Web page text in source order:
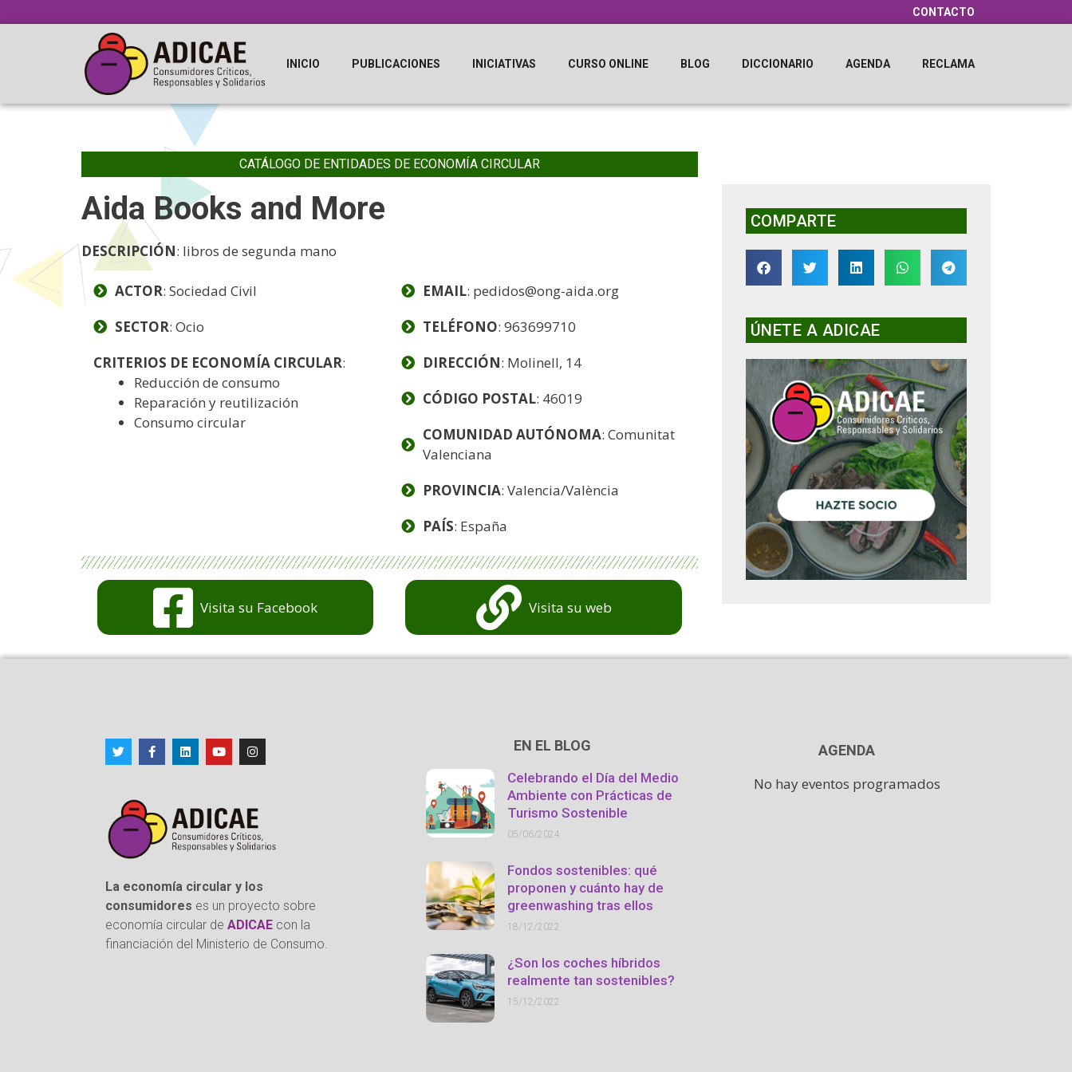
CONTACTO
INICIO PUBLICACIONES INICIATIVAS CURSO ONLINE BLOG DICCIONARIO AGENDA RECLAMA
CATÁLOGO DE ENTIDADES DE ECONOMÍA CIRCULAR
Aida Books and More
DESCRIPCIÓN: libros de segunda mano
ACTOR: Sociedad Civil
SECTOR: Ocio
CRITERIOS DE ECONOMÍA CIRCULAR:
Reducción de consumo
Reparación y reutilización
Consumo circular
EMAIL: pedidos@ong-aida.org
TELÉFONO: 963699710
DIRECCIÓN: Molinell, 14
CÓDIGO POSTAL: 46019
COMUNIDAD AUTÓNOMA: Comunitat
Valenciana
PROVINCIA: Valencia/València
PAÍS: España
Visita su Facebook Visita su web
COMPARTE
ÚNETE A ADICAE
La economía circular y los
consumidores es un proyecto sobre
economía circular de ADICAE con la
financiación del Ministerio de Consumo.
EN EL BLOG
Celebrando el Día del Medio
Ambiente con Prácticas de
Turismo Sostenible
05/06/2024
Fondos sostenibles: qué
proponen y cuánto hay de
greenwashing tras ellos
18/12/2022
¿Son los coches híbridos
realmente tan sostenibles?
15/12/2022
AGENDA
No hay eventos programados